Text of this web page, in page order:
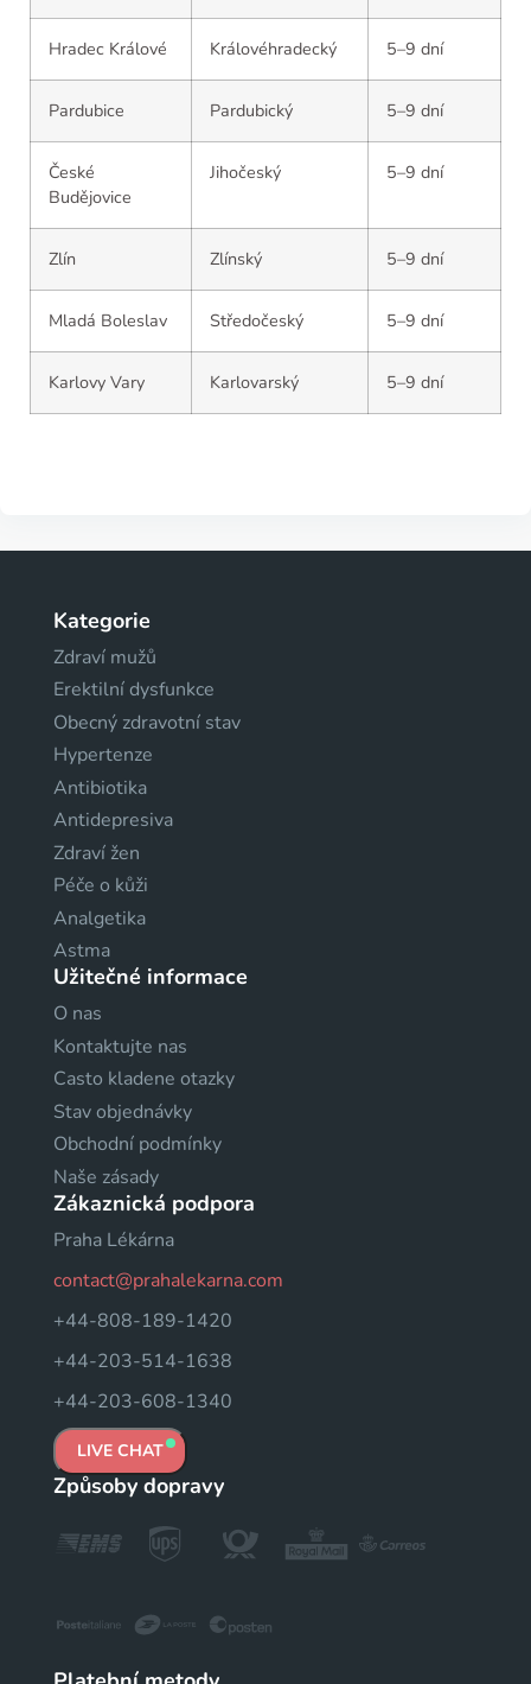
Hradec Králové Královéhradecký 5–9 dní
Pardubice Pardubický 5–9 dní
České
Budějovice
Jihočeský 5–9 dní
Zlín Zlínský 5–9 dní
Mladá Boleslav Středočeský 5–9 dní
Karlovy Vary Karlovarský 5–9 dní
Kategorie
Zdraví mužů
Erektilní dysfunkce
Obecný zdravotní stav
Hypertenze
Antibiotika
Antidepresiva
Zdraví žen
Péče o kůži
Analgetika
Astma
Užitečné informace
O nas
Kontaktujte nas
Casto kladene otazky
Stav objednávky
Obchodní podmínky
Naše zásady
Zákaznická podpora
Praha Lékárna
contact@prahalekarna.com
+44-808-189-1420
+44-203-514-1638
+44-203-608-1340
LIVE CHAT
Způsoby dopravy